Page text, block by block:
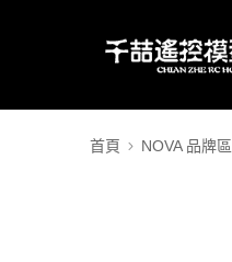
首頁 NOVA 品牌區